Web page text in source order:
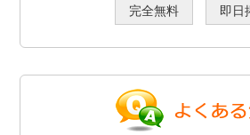
完全無料 即日